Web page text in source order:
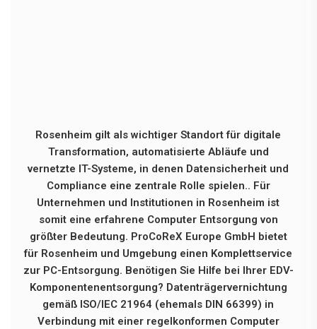
Rosenheim gilt als wichtiger Standort für digitale
Transformation, automatisierte Abläufe und
vernetzte IT-Systeme, in denen Datensicherheit und
Compliance eine zentrale Rolle spielen.. Für
Unternehmen und Institutionen in Rosenheim ist
somit eine erfahrene Computer Entsorgung von
größter Bedeutung. ProCoReX Europe GmbH bietet
für Rosenheim und Umgebung einen Komplettservice
zur PC-Entsorgung. Benötigen Sie Hilfe bei Ihrer EDV-
Komponentenentsorgung? Datenträgervernichtung
gemäß ISO/IEC 21964 (ehemals DIN 66399) in
Verbindung mit einer regelkonformen Computer